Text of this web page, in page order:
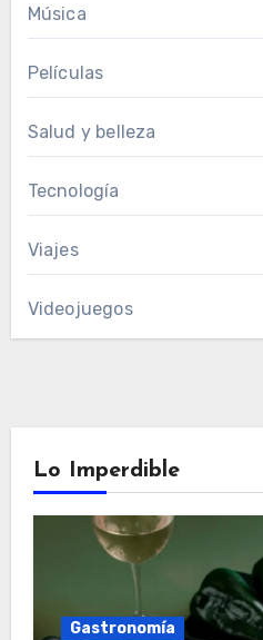
Música
Películas
Salud y belleza
Tecnología
Viajes
Videojuegos
Lo Imperdible
Gastronomía